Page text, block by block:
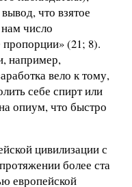
что взятое
число
(21; 8).
например,
вело к тому,
себе спирт или
опиум, что быстро
цивилизации с
более ста
европейской